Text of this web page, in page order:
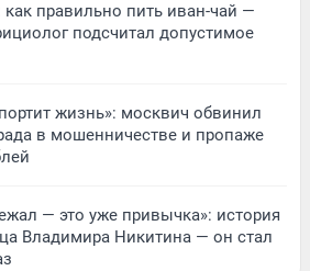
как правильно пить иван-чай —
подсчитал допустимое
жизнь»: москвич обвинил
в мошенничестве и пропаже
— это уже привычка»: история
Владимира Никитина — он стал